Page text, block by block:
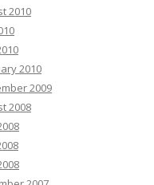
2010
2010
2009
2008